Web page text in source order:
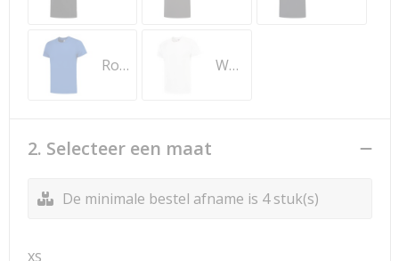
Royal Blue White
2. Selecteer een maat
De minimale bestel afname is 4 stuk(s)
XS